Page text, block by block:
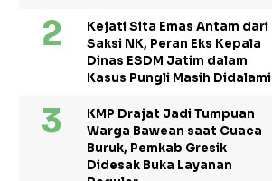
Kejati Sita Emas Antam dari
Saksi NK, Peran Eks Kepala
Dinas ESDM Jatim dalam
Kasus Pungli Masih Didalami
KMP Drajat Jadi Tumpuan
Warga Bawean saat Cuaca
Buruk, Pemkab Gresik
Didesak Buka Layanan